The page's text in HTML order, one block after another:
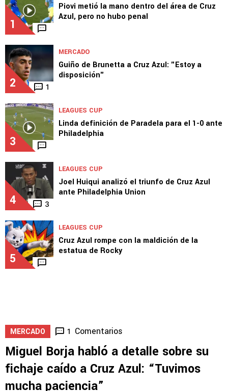
1
Piovi metió la mano dentro del área de Cruz
Azul, pero no hubo penal
2 1
MERCADO
Guiño de Brunetta a Cruz Azul: "Estoy a
disposición"
3
LEAGUES CUP
Linda definición de Paradela para el 1-0 ante
Philadelphia
4 3
LEAGUES CUP
Joel Huiqui analizó el triunfo de Cruz Azul
ante Philadelphia Union
5
LEAGUES CUP
Cruz Azul rompe con la maldición de la
estatua de Rocky
MERCADO 1 Comentarios
Miguel Borja habló a detalle sobre su
fichaje caído a Cruz Azul: “Tuvimos
mucha paciencia”